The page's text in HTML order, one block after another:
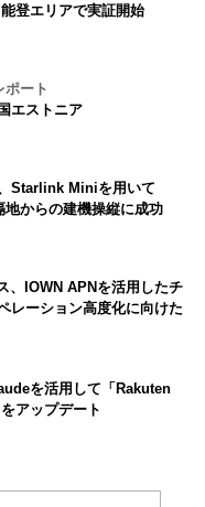
登エリアで実証開始
ポート
エストニア
Starlink Miniを用いて
からの建機操縦に成功
、IOWN APNを活用したチ
レーション高度化に向けた
を活用して「Rakuten
アップデート